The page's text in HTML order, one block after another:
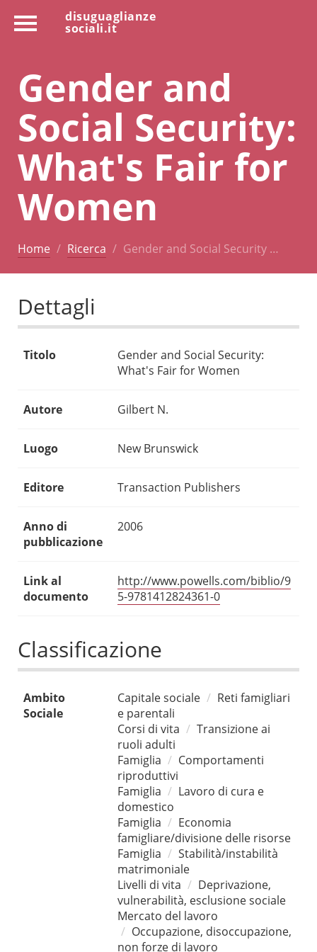
disuguaglianze
sociali.it
Gender and
Social Security:
What's Fair for
Women
Home Ricerca Gender and Social Security …
Dettagli
Titolo
Gender and Social Security:
What's Fair for Women
Autore Gilbert N.
Luogo New Brunswick
Editore Transaction Publishers
Anno di
pubblicazione
2006
Link al
documento
http://www.powells.com/biblio/9
5-9781412824361-0
Classificazione
Ambito
Sociale
Capitale sociale
Reti famigliari
e parentali
Corsi di vita
Transizione ai
ruoli adulti
Famiglia
Comportamenti
riproduttivi
Famiglia
Lavoro di cura e
domestico
Famiglia
Economia
famigliare/divisione delle risorse
Famiglia
Stabilità/instabilità
matrimoniale
Livelli di vita
Deprivazione,
vulnerabilità, esclusione sociale
Mercato del lavoro
Occupazione, disoccupazione,
non forze di lavoro